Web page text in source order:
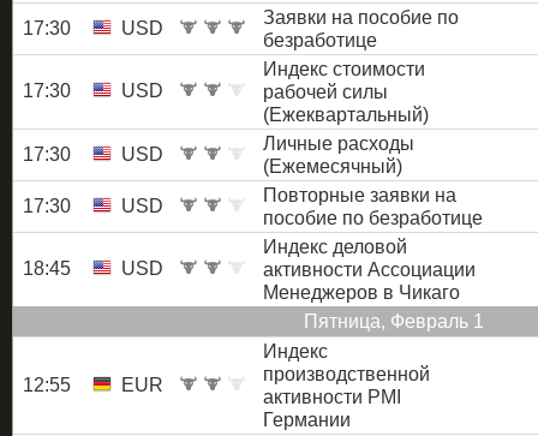
17:30
USD
Заявки на пособие по
безработице
17:30 USD
Индекс стоимости
рабочей силы
(Ежеквартальный)
17:30
USD
Личные расходы
(Ежемесячный)
17:30
USD
Повторные заявки на
пособие по безработице
18:45 USD
Индекс деловой
активности Ассоциации
Менеджеров в Чикаго
Пятница, Февраль 1
12:55 EUR
Индекс
производственной
активности PMI
Германии